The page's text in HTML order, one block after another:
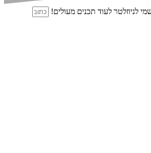
לניוזלטר לעוד תכנים מעולים!